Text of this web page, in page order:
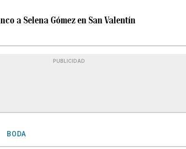
a Selena Gómez en San Valentín
PUBLICIDAD
BODA